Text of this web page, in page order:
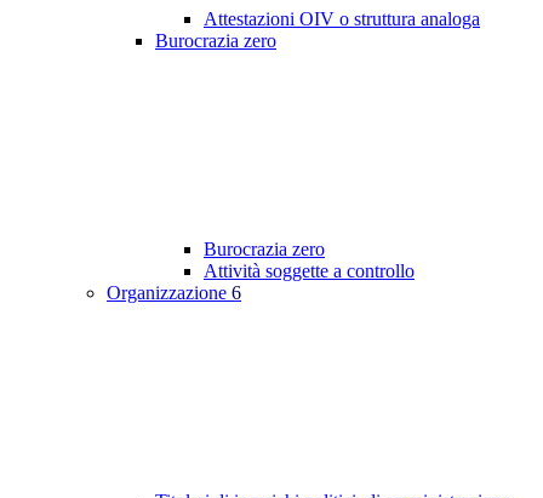
Attestazioni OIV o struttura analoga
Burocrazia zero
Burocrazia zero
Attività soggette a controllo
Organizzazione 6